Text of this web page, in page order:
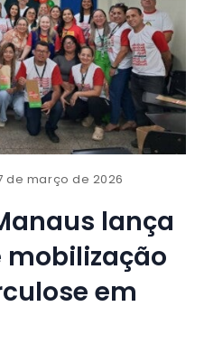
de março de 2026
lança
em